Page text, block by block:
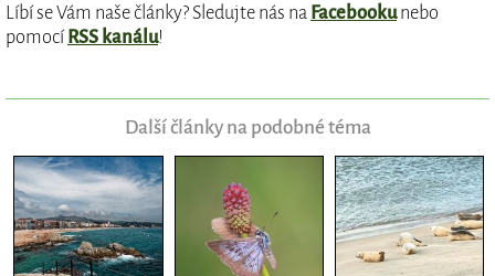
Líbí se Vám naše články? Sledujte nás na Facebookunebo
pomocíRSS kanálu!
Další články na podobné téma